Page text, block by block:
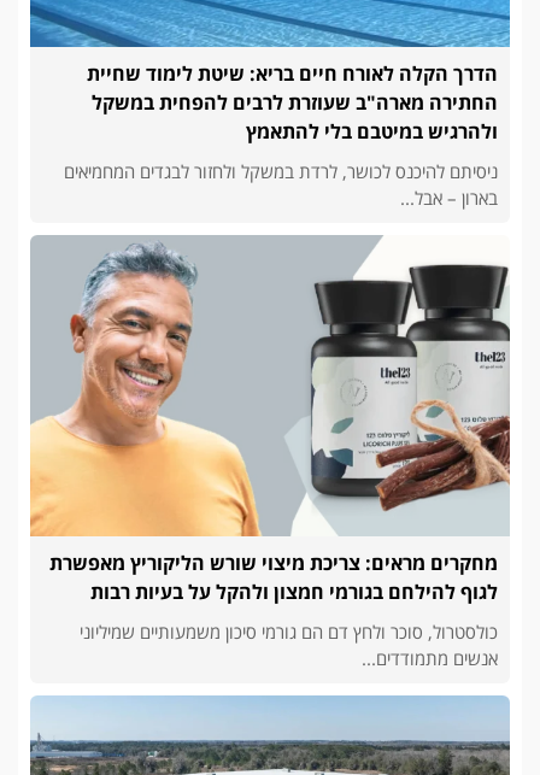
הדרך הקלה לאורח חיים בריא: שיטת לימוד שחיית
החתירה מארה"ב שעוזרת לרבים להפחית במשקל
ולהרגיש במיטבם בלי להתאמץ
ניסיתם להיכנס לכושר, לרדת במשקל ולחזור לבגדים המחמיאים
בארון – אבל...
מחקרים מראים: צריכת מיצוי שורש הליקוריץ מאפשרת
לגוף להילחם בגורמי חמצון ולהקל על בעיות רבות
כולסטרול, סוכר ולחץ דם הם גורמי סיכון משמעותיים שמיליוני
אנשים מתמודדים...